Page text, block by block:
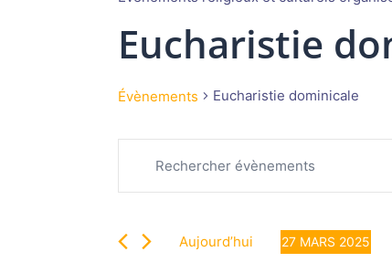
Eucharistie
Évènements Eucharistie dominicale
Évènements
27
2025
Recherche
navigation
vues
Évènements
Aujourd’hui 27 MARS 2025